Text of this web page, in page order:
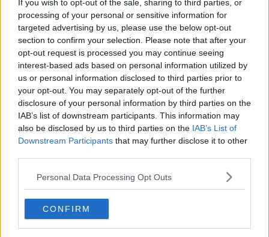
If you wish to opt-out of the sale, sharing to third parties, or
processing of your personal or sensitive information for
targeted advertising by us, please use the below opt-out
section to confirm your selection. Please note that after your
opt-out request is processed you may continue seeing
interest-based ads based on personal information utilized by
us or personal information disclosed to third parties prior to
your opt-out. You may separately opt-out of the further
disclosure of your personal information by third parties on the
IAB’s list of downstream participants. This information may
also be disclosed by us to third parties on the IAB’s List of
Downstream Participants that may further disclose it to other
Personal Data Processing Opt Outs
CONFIRM
paesee sensibilizzare l’opinione pubblica su sfide ecologiche
cruciali, dalla protezione della biodiversità alla difesa delle riserve
marine. L’obiettivo èpromuovere comportamenti sostenibili
rispetto per la natura, per salvaguardare un patrimonio
ambientale da proteggere.
Anche il territorio del comprensorio del Cuoio è protagonista, infatti,
la sesta data del tour avrà, in data 17 Settembre, come location il
Padule di Fucecchio, zona di fondamentale interesse per la
biodiversità di migliaia di specie animali e vegetali, nonché la
Ogni tappa toccherà luoghi simbolo di sfide ecologiche e culturali:
, dove l’inquinamento urbano è una problematica crescente;
emissioni sono urgenti.
l’armonia tra lavoro, comunità e natura, promuovendo la difesa dei
corsi d’acqua, la mobilità sostenibile e la tutela del paesaggio